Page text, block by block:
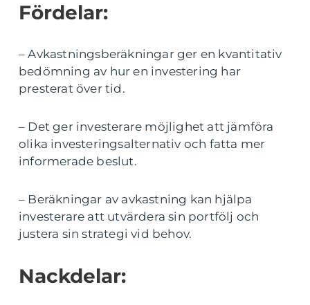
Fördelar:
– Avkastningsberäkningar ger en kvantitativ
bedömning av hur en investering har
presterat över tid.
– Det ger investerare möjlighet att jämföra
olika investeringsalternativ och fatta mer
informerade beslut.
– Beräkningar av avkastning kan hjälpa
investerare att utvärdera sin portfölj och
justera sin strategi vid behov.
Nackdelar: